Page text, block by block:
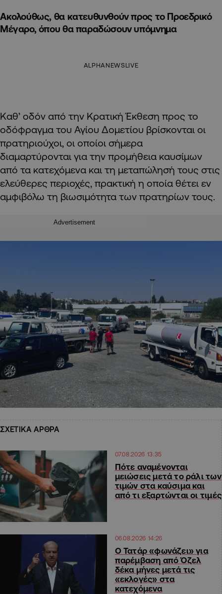
Ακολούθως, θα κατευθυνθούν προς το Προεδρικό
Μέγαρο, όπου θα παραδώσουν υπόμνημα
ALPHANEWSLIVE
Καθ’ οδόν από την Κρατική Έκθεση προς το
οδόφραγμα του Αγίου Δομετίου βρίσκονται οι
πρατηριούχοι, οι οποίοι σήμερα
διαμαρτύρονται για την προμήθεια καυσίμων
από τα κατεχόμενα και τη μεταπώλησή τους στις
ελεύθερες περιοχές, πρακτική η οποία θέτει εν
αμφιβόλω τη βιωσιμότητα των πρατηρίων τους.
Advertisement
ΣΧΕΤΙΚΑ ΑΡΘΡΑ
07.08.2026 13:35
Πότε αναμένονται
μειώσεις μετά το ράλι των
τιμών στα καύσιμα και
από τι εξαρτώνται οι τιμές
06.08.2026 14:26
Ο Τατάρ «φωνάζει» για
παρέμβαση από Όζελ
δέκα μήνες μετά τις
«εκλογές» στα
κατεχόμενα